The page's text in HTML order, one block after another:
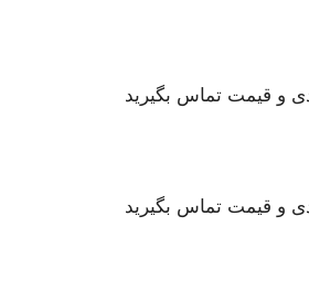
و قیمت تماس بگیرید
و قیمت تماس بگیرید